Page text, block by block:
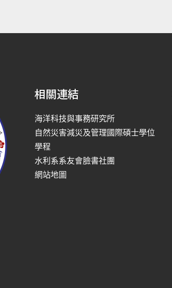
相關連結
海洋科技與事務研究所
自然災害減災及管理國際碩士學位
學程
水利系系友會臉書社團
網站地圖